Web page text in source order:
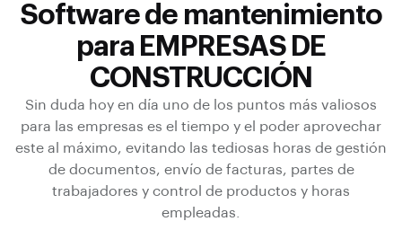
Software de mantenimiento
para EMPRESAS DE
CONSTRUCCIÓN
Sin duda hoy en día uno de los puntos más valiosos
para las empresas es el tiempo y el poder aprovechar
este al máximo, evitando las tediosas horas de gestión
de documentos, envío de facturas, partes de
trabajadores y control de productos y horas
empleadas.